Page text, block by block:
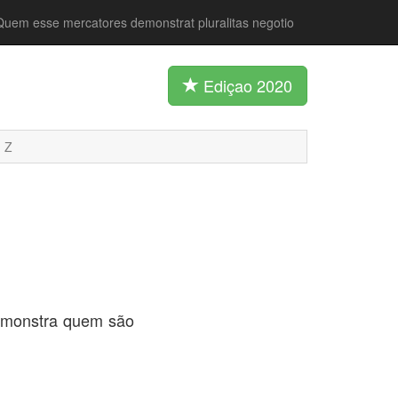
esse mercatores demonstrat pluralitas negotio
Ediçao 2020
Z
quem são